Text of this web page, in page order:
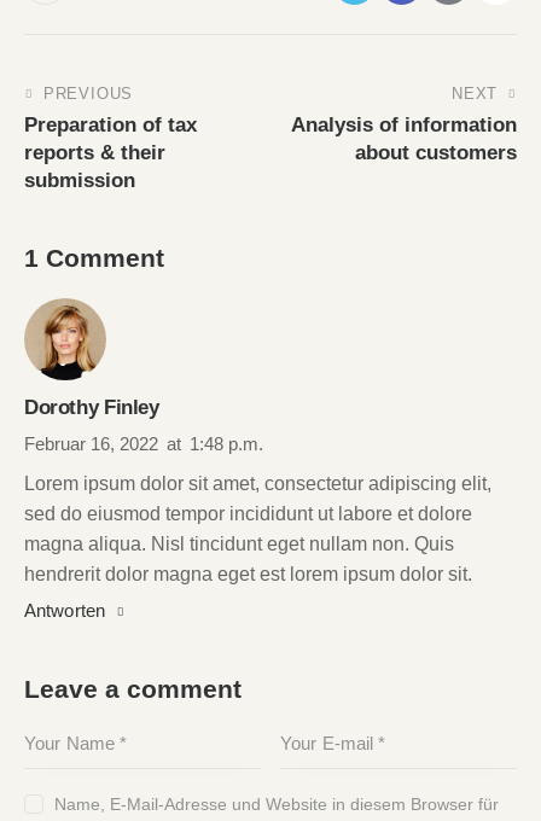
PREVIOUS
Preparation of tax
reports & their
submission
NEXT
Analysis of information
about customers
1 Comment
Dorothy Finley
Februar 16, 2022 at 1:48 p.m.
Lorem ipsum dolor sit amet, consectetur adipiscing elit,
sed do eiusmod tempor incididunt ut labore et dolore
magna aliqua. Nisl tincidunt eget nullam non. Quis
hendrerit dolor magna eget est lorem ipsum dolor sit.
Antworten
Leave a comment
Name, E-Mail-Adresse und Website in diesem Browser für